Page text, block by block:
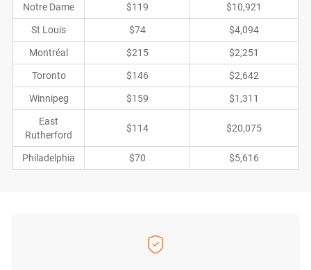
Notre Dame $119 $10,921
St Louis $74 $4,094
Montréal $215 $2,251
Toronto $146 $2,642
Winnipeg $159 $1,311
East
Rutherford
$114 $20,075
Philadelphia $70 $5,616